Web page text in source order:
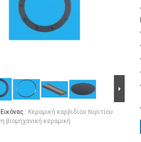
: Κεραμική καρβιδίου πυριτίου
βιομηχανική κεραμική